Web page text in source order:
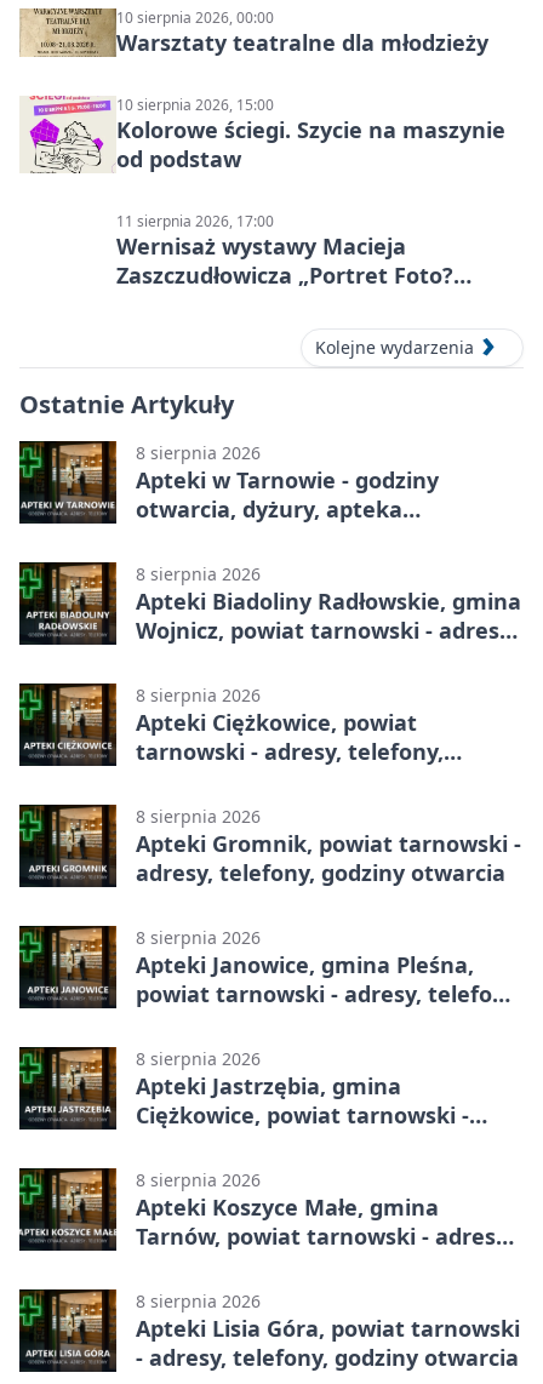
10 sierpnia 2026, 00:00
Warsztaty teatralne dla młodzieży
10 sierpnia 2026, 15:00
Kolorowe ściegi. Szycie na maszynie
od podstaw
11 sierpnia 2026, 17:00
Wernisaż wystawy Macieja
Zaszczudłowicza „Portret Foto?
Kolejne wydarzenia
Ostatnie Artykuły
8 sierpnia 2026
Apteki w Tarnowie - godziny
otwarcia, dyżury, apteka
8 sierpnia 2026
Apteki Biadoliny Radłowskie, gmina
Wojnicz, powiat tarnowski - adresy,
8 sierpnia 2026
Apteki Ciężkowice, powiat
tarnowski - adresy, telefony,
8 sierpnia 2026
Apteki Gromnik, powiat tarnowski -
adresy, telefony, godziny otwarcia
8 sierpnia 2026
Apteki Janowice, gmina Pleśna,
powiat tarnowski - adresy, telefony,
8 sierpnia 2026
Apteki Jastrzębia, gmina
Ciężkowice, powiat tarnowski -
8 sierpnia 2026
Apteki Koszyce Małe, gmina
Tarnów, powiat tarnowski - adresy,
8 sierpnia 2026
Apteki Lisia Góra, powiat tarnowski
- adresy, telefony, godziny otwarcia